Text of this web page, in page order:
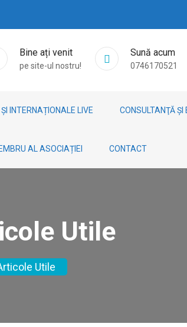
Bine ați venit
pe site-ul nostru!
Sună acum
0746170521
INTERNAȚIONALE LIVE CONSULTANŢĂ
AL ASOCIAȚIEI CONTACT
Utile
Utile